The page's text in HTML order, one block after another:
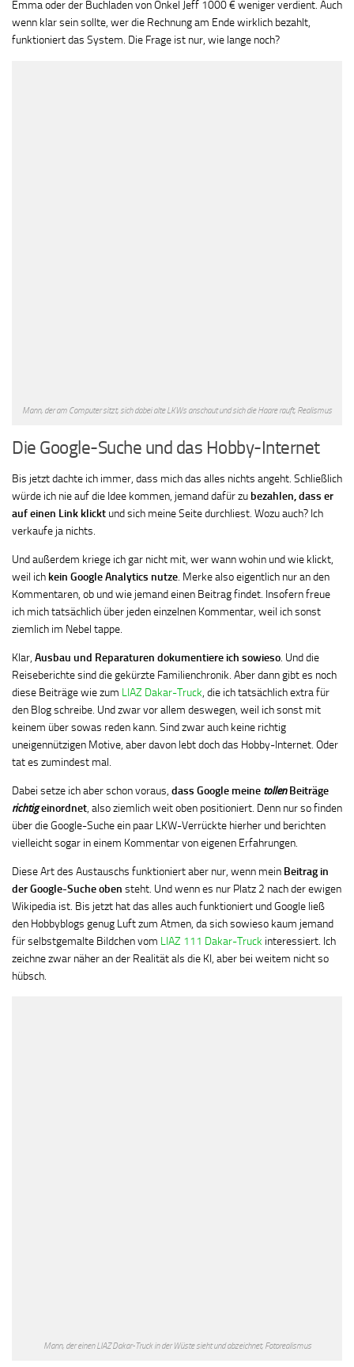
Emma oder der Buchladen von Onkel Jeff 1000 € weniger verdient. Auch
wenn klar sein sollte, wer die Rechnung am Ende wirklich bezahlt,
funktioniert das System. Die Frage ist nur, wie lange noch?
Mann, der am Computer sitzt, sich dabei alte LKWs anschaut und sich die Haare rauft, Realismus
Die Google-Suche und das Hobby-Internet
Bis jetzt dachte ich immer, dass mich das alles nichts angeht. Schließlich
würde ich nie auf die Idee kommen, jemand dafür zu bezahlen, dass er
auf einen Link klickt und sich meine Seite durchliest. Wozu auch? Ich
verkaufe ja nichts.
Und außerdem kriege ich gar nicht mit, wer wann wohin und wie klickt,
weil ich kein Google Analytics nutze. Merke also eigentlich nur an den
Kommentaren, ob und wie jemand einen Beitrag findet. Insofern freue
ich mich tatsächlich über jeden einzelnen Kommentar, weil ich sonst
ziemlich im Nebel tappe.
Klar, Ausbau und Reparaturen dokumentiere ich sowieso. Und die
Reiseberichte sind die gekürzte Familienchronik. Aber dann gibt es noch
diese Beiträge wie zum LIAZ Dakar-Truck, die ich tatsächlich extra für
den Blog schreibe. Und zwar vor allem deswegen, weil ich sonst mit
keinem über sowas reden kann. Sind zwar auch keine richtig
uneigennützigen Motive, aber davon lebt doch das Hobby-Internet. Oder
tat es zumindest mal.
Dabei setze ich aber schon voraus, dass Google meine tollenBeiträge
richtigeinordnet, also ziemlich weit oben positioniert. Denn nur so finden
über die Google-Suche ein paar LKW-Verrückte hierher und berichten
vielleicht sogar in einem Kommentar von eigenen Erfahrungen.
Diese Art des Austauschs funktioniert aber nur, wenn mein Beitrag in
der Google-Sucheoben steht. Und wenn es nur Platz 2 nach der ewigen
Wikipedia ist. Bis jetzt hat das alles auch funktioniert und Google ließ
den Hobbyblogs genug Luft zum Atmen, da sich sowieso kaum jemand
für selbstgemalte Bildchen vom LIAZ 111 Dakar-Truck interessiert. Ich
zeichne zwar näher an der Realität als die KI, aber bei weitem nicht so
hübsch.
Mann, der einen LIAZ Dakar-Truck in der Wüste sieht und abzeichnet, Fotorealismus